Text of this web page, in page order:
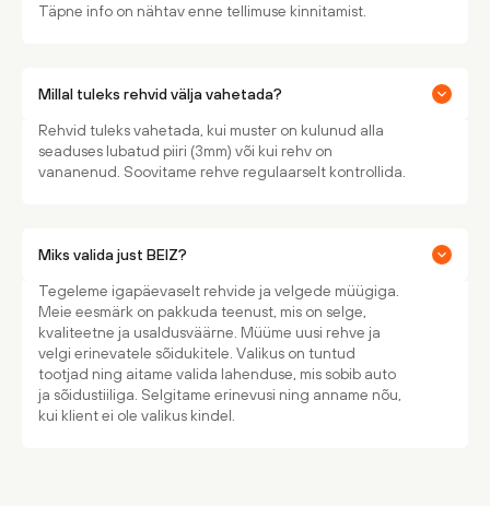
Täpne info on nähtav enne tellimuse kinnitamist.
Millal tuleks rehvid välja vahetada?
Rehvid tuleks vahetada, kui muster on kulunud alla
seaduses lubatud piiri (3mm) või kui rehv on
vananenud. Soovitame rehve regulaarselt kontrollida.
Miks valida just BEIZ?
Tegeleme igapäevaselt rehvide ja velgede müügiga.
Meie eesmärk on pakkuda teenust, mis on selge,
kvaliteetne ja usaldusväärne. Müüme uusi rehve ja
velgi erinevatele sõidukitele. Valikus on tuntud
tootjad ning aitame valida lahenduse, mis sobib auto
ja sõidustiiliga. Selgitame erinevusi ning anname nõu,
kui klient ei ole valikus kindel.